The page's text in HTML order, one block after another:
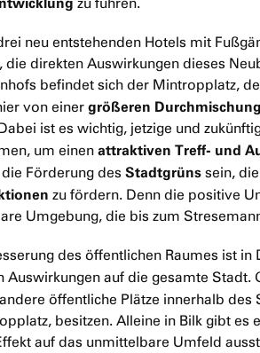
neu entstehenden Hotels mit
die direkten Auswirkungen dieses
befindet sich der Mintropplatz,
von einer größeren
ist es wichtig, jetzige und
um einen attraktiven Treff- und
Förderung des Stadtgrüns sein, die
zu fördern. Denn die positive
Umgebung, die bis zum
des öffentlichen Raumes ist
Auswirkungen auf die gesamte Stadt.
öffentliche Plätze innerhalb
besitzen. Alleine in Bilk gibt es
auf das unmittelbare Umfeld